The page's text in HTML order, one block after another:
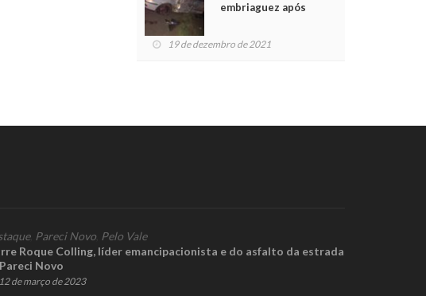
embriaguez após
feridos
19 de dezembro de 2021
, Pareci Novo Pelo Vale
Roque Colling, líder emancipacionista e do asfalto da estrada
Novo
12 de março de 2023